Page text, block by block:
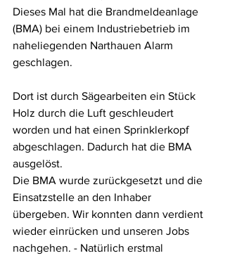
Dieses Mal hat die Brandmeldeanlage
(BMA) bei einem Industriebetrieb im
naheliegenden Narthauen Alarm
geschlagen.
Dort ist durch Sägearbeiten ein Stück
Holz durch die Luft geschleudert
worden und hat einen Sprinklerkopf
abgeschlagen. Dadurch hat die BMA
ausgelöst.
Die BMA wurde zurückgesetzt und die
Einsatzstelle an den Inhaber
übergeben. Wir konnten dann verdient
wieder einrücken und unseren Jobs
nachgehen. - Natürlich erstmal